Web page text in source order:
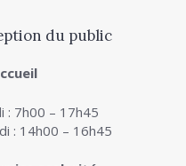
du public
: 7h00 – 17h45
: 14h00 – 16h45